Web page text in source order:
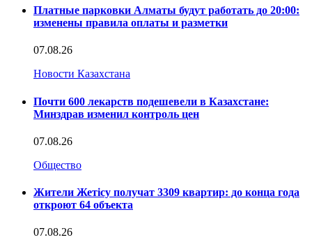
Платные парковки Алматы будут работать до 20:00:
изменены правила оплаты и разметки
07.08.26
Новости Казахстана
Почти 600 лекарств подешевели в Казахстане:
Минздрав изменил контроль цен
07.08.26
Общество
Жители Жетісу получат 3309 квартир: до конца года
откроют 64 объекта
07.08.26